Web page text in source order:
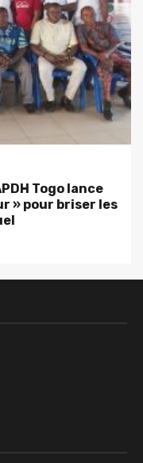
Togo lance
» pour briser les